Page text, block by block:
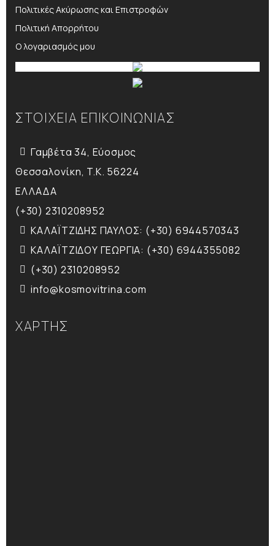
Πολιτικές Ακύρωσης και Επιστροφών
Πολιτική Απορρήτου
Ο λογαριασμός μου
ΣΤΟΙΧΕΙΑ ΕΠΙΚΟΙΝΩΝΙΑΣ
Γαμβέτα 34, Εύοσμος
Θεσσαλονίκη, T.K. 56224
ΕΛΛΑΔΑ
(+30) 2310208952
ΚΑΛΑΪΤΖΙΔΗΣ ΠΑΥΛΟΣ: (+30) 6944570343
ΚΑΛΑΪΤΖΙΔΟΥ ΓΕΩΡΓΙΑ: (+30) 6944355082
(+30) 2310208952
info@kosmovitrina.com
ΧΑΡΤΗΣ